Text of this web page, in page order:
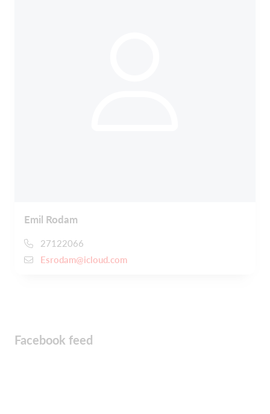
Emil Rodam
27122066
Esrodam@icloud.com
Facebook feed